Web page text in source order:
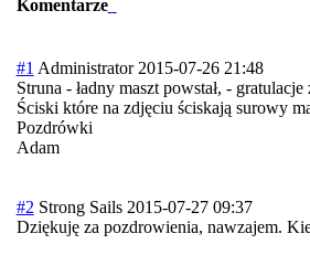
Komentarze
#1 Administrator 2015-07-26 21:48
Struna - ładny maszt powstał, -
Ściski które na zdjęciu ściskają surowy
Pozdrówki
Adam
#2 Strong Sails 2015-07-27 09:37
Dziękuję za pozdrowienia, nawzajem.